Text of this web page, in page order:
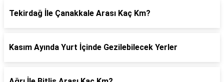
Tekirdağ İle Çanakkale Arası Kaç Km?
Kasım Ayında Yurt İçinde Gezilebilecek Yerler